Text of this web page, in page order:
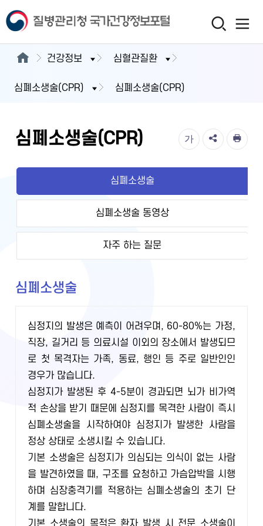
건강정보 심혈관질환
심폐소생술(CPR) 심폐소생술(CPR)
심폐소생술(CPR) 가
심폐소생술
심폐소생술 동영상
자주 하는 질문
심폐소생술
심정지의 발생은 예측이 어려우며, 60-80%는 가정,
직장, 길거리 등 의료시설 이외의 장소에서 발생되므
로 첫 목격자는 가족, 동료, 행인 등 주로 일반인인
경우가 많습니다.
심정지가 발생된 후 4-5분이 경과되면 뇌가 비가역
적 손상을 받기 때문에 심정지를 목격한 사람이 즉시
심폐소생술을 시작하여야 심정지가 발생한 사람을
정상 상태로 소생시킬 수 있습니다.
기본 소생술은 심정지가 의심되는 의식이 없는 사람
을 발견하였을 때, 구조를 요청하고 가슴압박을 시행
하며 심장충격기를 적용하는 심폐소생술의 초기 단
계를 말합니다.
기본 소생술의 목적은 환자 발생 시 전문 소생술이